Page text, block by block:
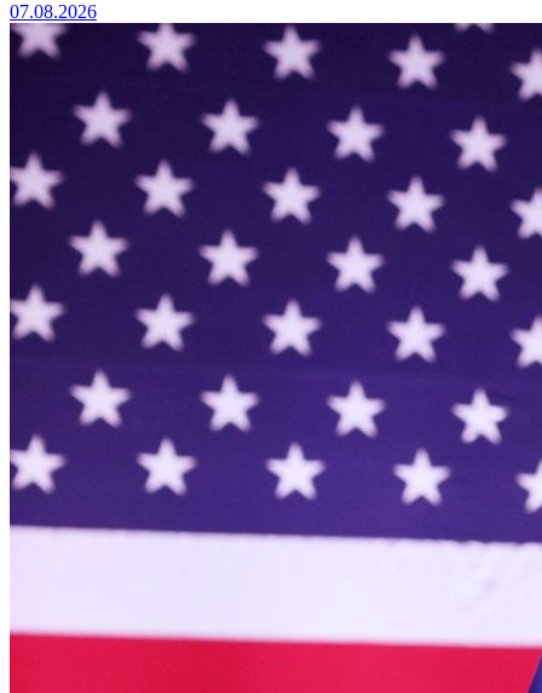
07.08.2026